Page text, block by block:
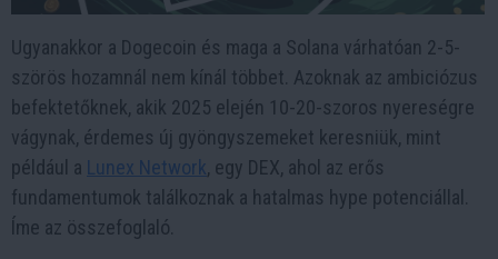
Ugyanakkor a Dogecoin és maga a Solana várhatóan 2-5-
szörös hozamnál nem kínál többet. Azoknak az ambiciózus
befektetőknek, akik 2025 elején 10-20-szoros nyereségre
vágynak, érdemes új gyöngyszemeket keresniük, mint
például a Lunex Network, egy DEX, ahol az erős
fundamentumok találkoznak a hatalmas hype potenciállal.
Íme az összefoglaló.